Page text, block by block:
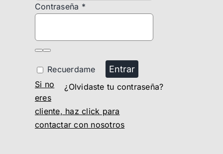
Contraseña *
Recuerdame Entrar
¿Olvidaste tu contraseña?
Si no
eres
cliente, haz click para
contactar con nosotros